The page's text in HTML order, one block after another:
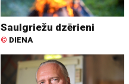
Saulgriežu dzērieni
© DIENA